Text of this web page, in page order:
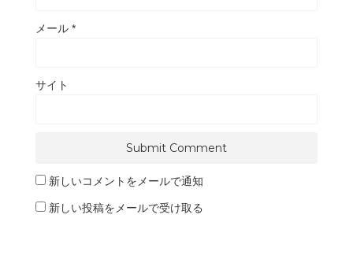
メール *
サイト
新しいコメントをメールで通知
新しい投稿をメールで受け取る